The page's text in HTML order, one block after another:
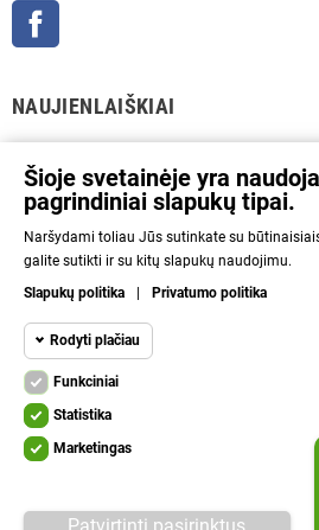
NAUJIENLAIŠKIAI
informaciją rasite parduotuvės taisyklėse.
Aš sutinku su Privatumo politika ir
INFORMACIJA
NAUDINGA
KITA
Šioje svetainėje yra
pagrindiniai slapukų tipai.
Naršydami toliau Jūs sutinkate su
galite sutikti ir su kitų slapukų naudojimu.
Slapukų politika
Privatumo politika
Rodyti plačiau
Funkciniai
Be šių slapukų
System
Statistikos
Funkciniai
Statistika
Marketingas
Lelius.lt © 2010 - 2026 | Be sutikimo